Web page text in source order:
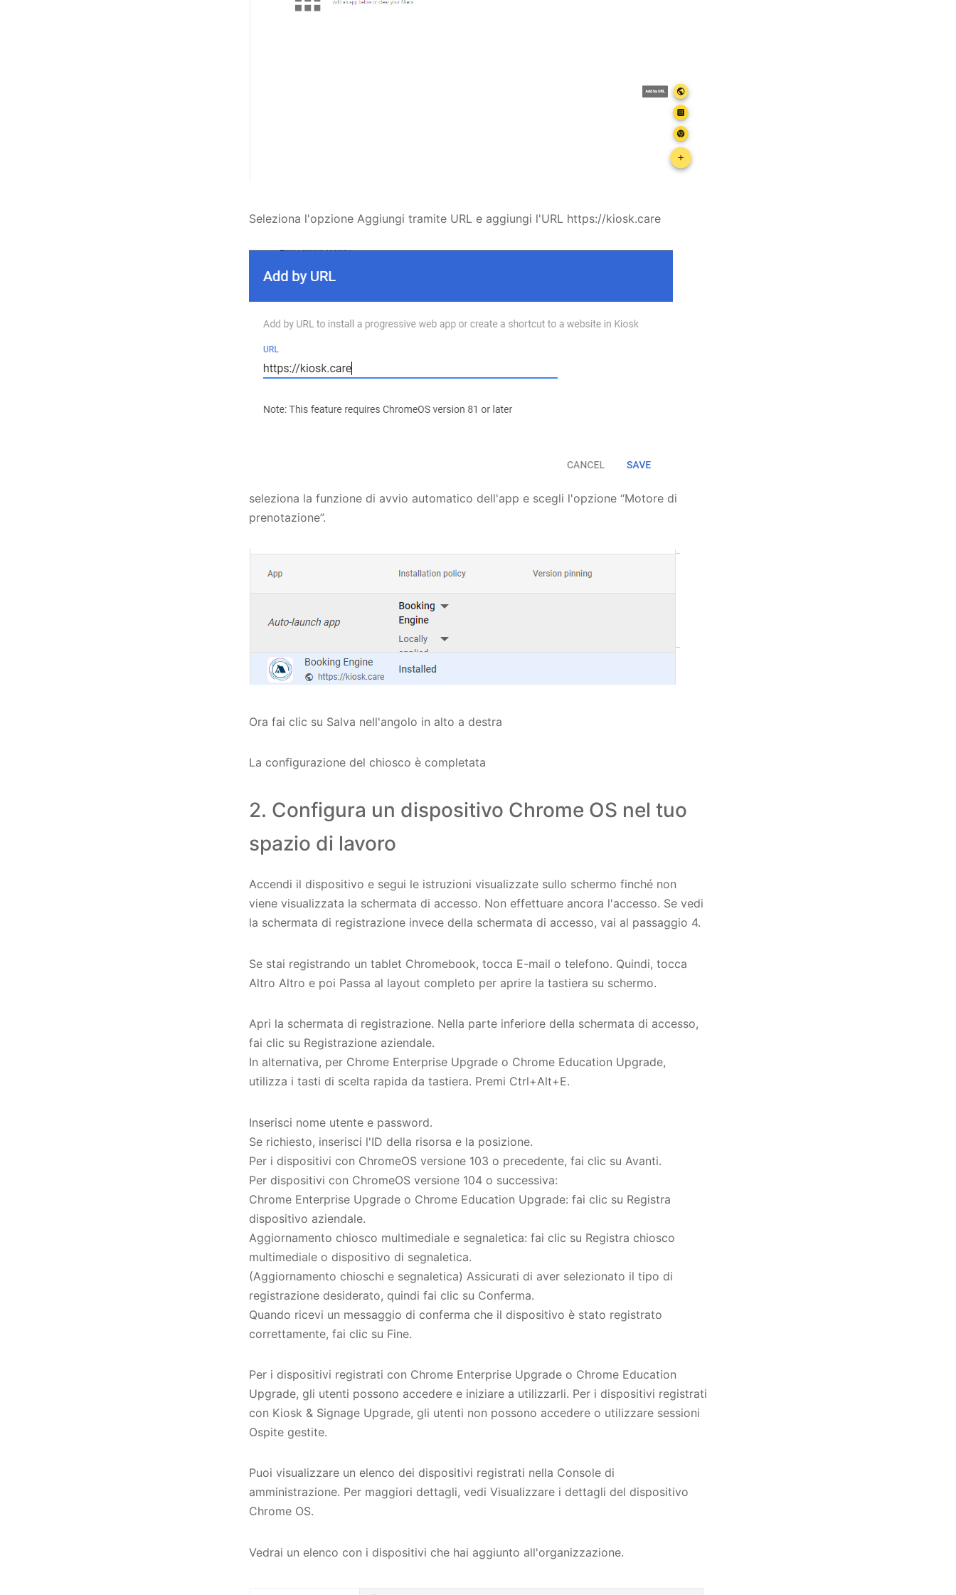
Seleziona l'opzione Aggiungi tramite URL e aggiungi l'URL https://kiosk.care
seleziona la funzione di avvio automatico dell'app e scegli l'opzione “Motore di
prenotazione”.
Ora fai clic su Salva nell'angolo in alto a destra
La configurazione del chiosco è completata
2. Configura un dispositivo Chrome OS nel tuo
spazio di lavoro
Accendi il dispositivo e segui le istruzioni visualizzate sullo schermo finché non
viene visualizzata la schermata di accesso. Non effettuare ancora l'accesso. Se vedi
la schermata di registrazione invece della schermata di accesso, vai al passaggio 4.
Se stai registrando un tablet Chromebook, tocca E-mail o telefono. Quindi, tocca
Altro Altro e poi Passa al layout completo per aprire la tastiera su schermo.
Apri la schermata di registrazione. Nella parte inferiore della schermata di accesso,
fai clic su Registrazione aziendale.
In alternativa, per Chrome Enterprise Upgrade o Chrome Education Upgrade,
utilizza i tasti di scelta rapida da tastiera. Premi Ctrl+Alt+E.
Inserisci nome utente e password.
Se richiesto, inserisci l'ID della risorsa e la posizione.
Per i dispositivi con ChromeOS versione 103 o precedente, fai clic su Avanti.
Per dispositivi con ChromeOS versione 104 o successiva:
Chrome Enterprise Upgrade o Chrome Education Upgrade: fai clic su Registra
dispositivo aziendale.
Aggiornamento chiosco multimediale e segnaletica: fai clic su Registra chiosco
multimediale o dispositivo di segnaletica.
(Aggiornamento chioschi e segnaletica) Assicurati di aver selezionato il tipo di
registrazione desiderato, quindi fai clic su Conferma.
Quando ricevi un messaggio di conferma che il dispositivo è stato registrato
correttamente, fai clic su Fine.
Per i dispositivi registrati con Chrome Enterprise Upgrade o Chrome Education
Upgrade, gli utenti possono accedere e iniziare a utilizzarli. Per i dispositivi registrati
con Kiosk & Signage Upgrade, gli utenti non possono accedere o utilizzare sessioni
Ospite gestite.
Puoi visualizzare un elenco dei dispositivi registrati nella Console di
amministrazione. Per maggiori dettagli, vedi Visualizzare i dettagli del dispositivo
Chrome OS.
Vedrai un elenco con i dispositivi che hai aggiunto all'organizzazione.